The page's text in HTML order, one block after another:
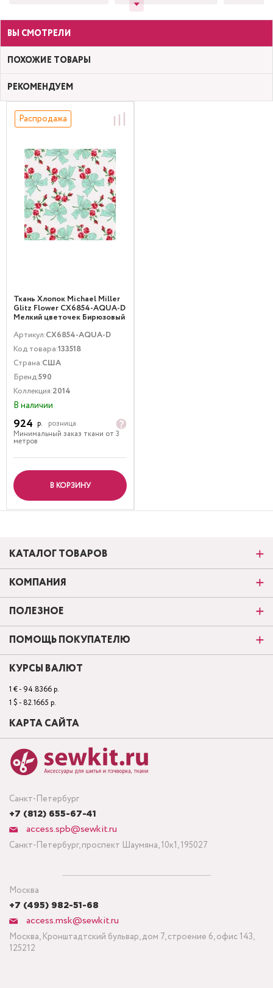
ВЫ СМОТРЕЛИ
ПОХОЖИЕ ТОВАРЫ
РЕКОМЕНДУЕМ
Распродажа
Ткань Хлопок Michael Miller
Glitz Flower CX6854-AQUA-D
Мелкий цветочек Бирюзовый
Артикул:CX6854-AQUA-D
Код товара:133518
Страна:США
Бренд:590
Коллекция:2014
В наличии
924 р.
розница
Минимальный заказ ткани от 3
метров
В КОРЗИНУ
Санкт-Петербург
+7 (812) 655-67-41
access.spb@sewkit.ru
Санкт-Петербург, проспект Шаумяна, 10к1, 195027
Москва
+7 (495) 982-51-68
access.msk@sewkit.ru
Москва, Кронштадтский бульвар, дом 7, строение 6, офис 143,
125212
КАТАЛОГ ТОВАРОВ
КОМПАНИЯ
ПОЛЕЗНОЕ
ПОМОЩЬ ПОКУПАТЕЛЮ
КУРСЫ ВАЛЮТ
1 € - 94.8366 р.
1 $ - 82.1665 р.
КАРТА САЙТА